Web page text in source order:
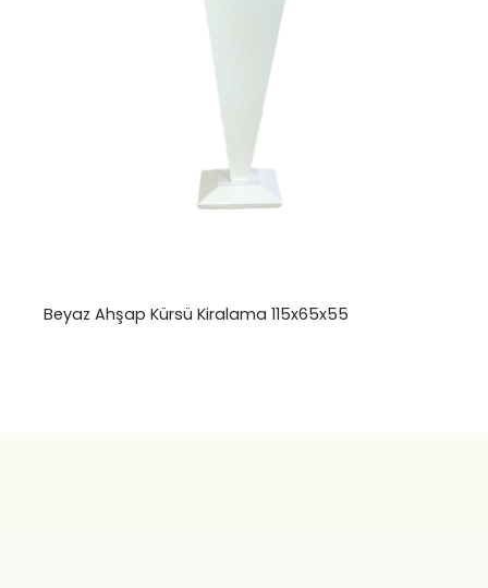
Beyaz Ahşap Kürsü Kiralama 115x65x55